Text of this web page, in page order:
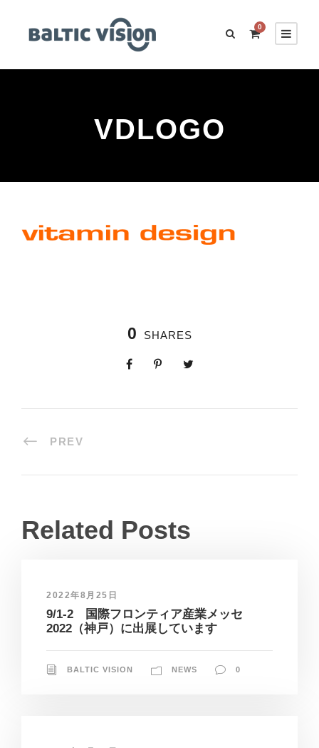
0
VDLOGO
0 SHARES
PREV
Related Posts
2022年8月25日
9/1-2 国際フロンティア産業メッセ
2022（神戸）に出展しています
BALTIC VISION NEWS 0